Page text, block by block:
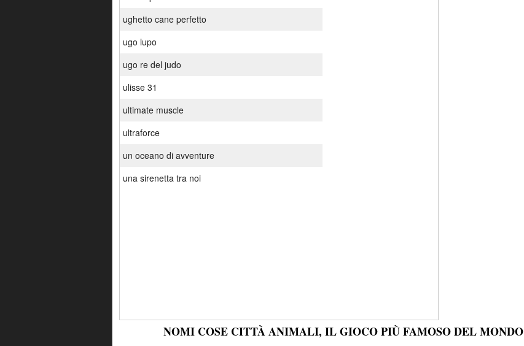
ughetto cane perfetto
ugo lupo
ugo re del judo
ulisse 31
ultimate muscle
ultraforce
un oceano di avventure
una sirenetta tra noi
NOMI COSE CITTÀ ANIMALI, IL GIOCO PIÙ FAMOSO DEL MONDO